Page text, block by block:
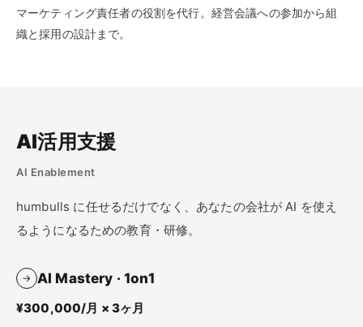
マーケティング責任者の役割を代行。経営会議への参加から組
織と採用の設計まで。
AI活用支援
AI Enablement
humbulls に任せるだけでなく、あなたの会社が AI を使え
るようになるための教育・研修。
→ AI Mastery · 1on1
¥300,000/月 × 3ヶ月